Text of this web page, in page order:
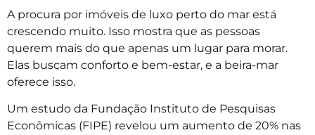
A procura por imóveis de luxo perto do mar está
crescendo muito. Isso mostra que as pessoas
querem mais do que apenas um lugar para morar.
Elas buscam conforto e bem-estar, e a beira-mar
oferece isso.
Um estudo da Fundação Instituto de Pesquisas
Econômicas (FIPE) revelou um aumento de 20% nas